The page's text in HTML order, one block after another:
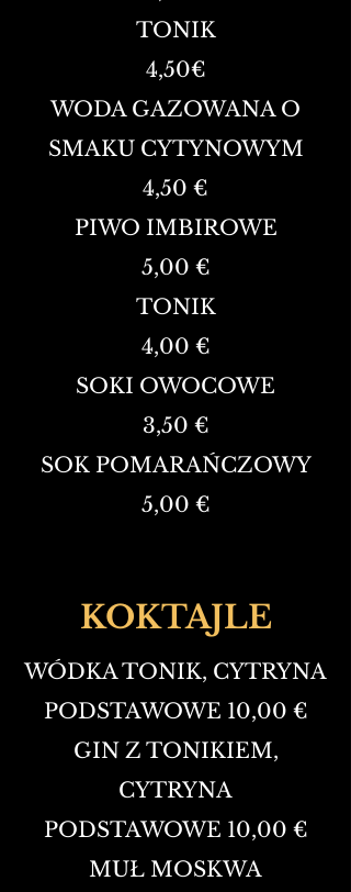
TONIK
4,50€
WODA GAZOWANA O
SMAKU CYTYNOWYM
4,50 €
PIWO IMBIROWE
5,00 €
TONIK
4,00 €
SOKI OWOCOWE
3,50 €
SOK POMARAŃCZOWY
5,00 €
KOKTAJLE
WÓDKA TONIK, CYTRYNA
PODSTAWOWE 10,00 €
GIN Z TONIKIEM,
CYTRYNA
PODSTAWOWE 10,00 €
MUŁ MOSKWA